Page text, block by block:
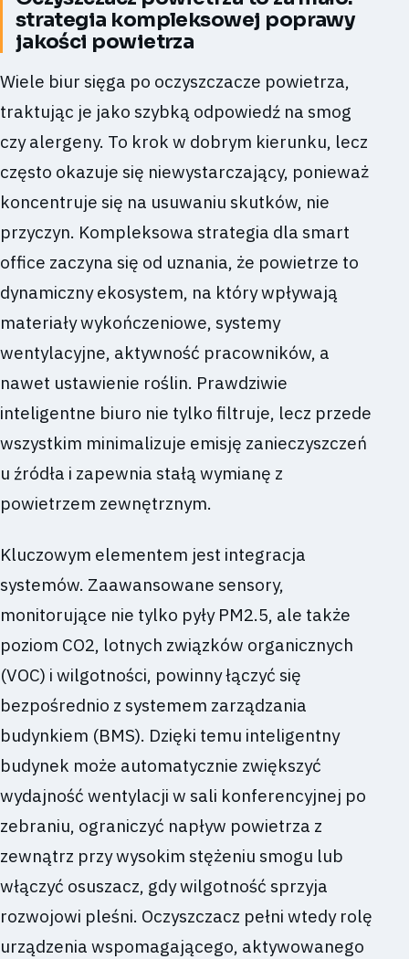
strategia kompleksowej poprawy
jakości powietrza
Wiele biur sięga po oczyszczacze powietrza,
traktując je jako szybką odpowiedź na smog
czy alergeny. To krok w dobrym kierunku, lecz
często okazuje się niewystarczający, ponieważ
koncentruje się na usuwaniu skutków, nie
przyczyn. Kompleksowa strategia dla smart
office zaczyna się od uznania, że powietrze to
dynamiczny ekosystem, na który wpływają
materiały wykończeniowe, systemy
wentylacyjne, aktywność pracowników, a
nawet ustawienie roślin. Prawdziwie
inteligentne biuro nie tylko filtruje, lecz przede
wszystkim minimalizuje emisję zanieczyszczeń
u źródła i zapewnia stałą wymianę z
powietrzem zewnętrznym.
Kluczowym elementem jest integracja
systemów. Zaawansowane sensory,
monitorujące nie tylko pyły PM2.5, ale także
poziom CO2, lotnych związków organicznych
(VOC) i wilgotności, powinny łączyć się
bezpośrednio z systemem zarządzania
budynkiem (BMS). Dzięki temu inteligentny
budynek może automatycznie zwiększyć
wydajność wentylacji w sali konferencyjnej po
zebraniu, ograniczyć napływ powietrza z
zewnątrz przy wysokim stężeniu smogu lub
włączyć osuszacz, gdy wilgotność sprzyja
rozwojowi pleśni. Oczyszczacz pełni wtedy rolę
urządzenia wspomagającego, aktywowanego